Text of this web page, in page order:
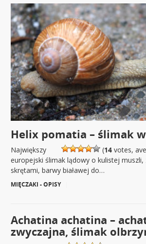
Helix pomatia – ślimak
(14votes,
Największy
europejski ślimak lądowy o kulistej muszli,
skrętami, barwy białawej do…
MIĘCZAKI - OPISY
Achatina achatina –
zwyczajna, ślimak